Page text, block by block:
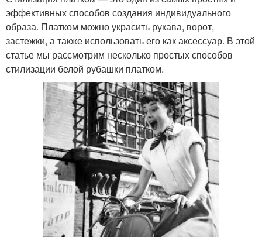
эффективных способов создания индивидуального
образа. Платком можно украсить рукава, ворот,
застежки, а также использовать его как аксессуар. В этой
статье мы рассмотрим несколько простых способов
стилизации белой рубашки платком.